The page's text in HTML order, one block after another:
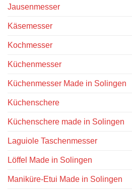
Jausenmesser
Käsemesser
Kochmesser
Küchenmesser
Küchenmesser Made in Solingen
Küchenschere
Küchenschere made in Solingen
Laguiole Taschenmesser
Löffel Made in Solingen
Maniküre-Etui Made in Solingen